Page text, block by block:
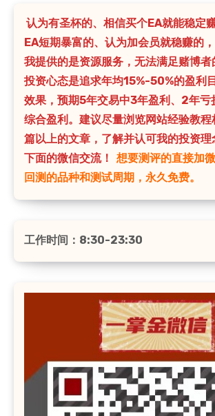
认为有圣杯的、相信买个EA就能稳定
EA短期暴富的、认为加会员就稳赚的，
我提供的是资源服务，无法满足赌博
投资心态是追求年均15%-50%的盈利
效果，预期5年交易中3年盈利、2年亏
综合盈利。建议尽量浏览网站经验教
篇以上的文章，了解并认可我的投资理
下面的微信交流！
想要测评的直接加
回测的品种和测试周期，永久免费。
工作时间：8:30-23:30